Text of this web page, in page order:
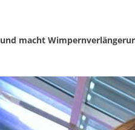
und macht